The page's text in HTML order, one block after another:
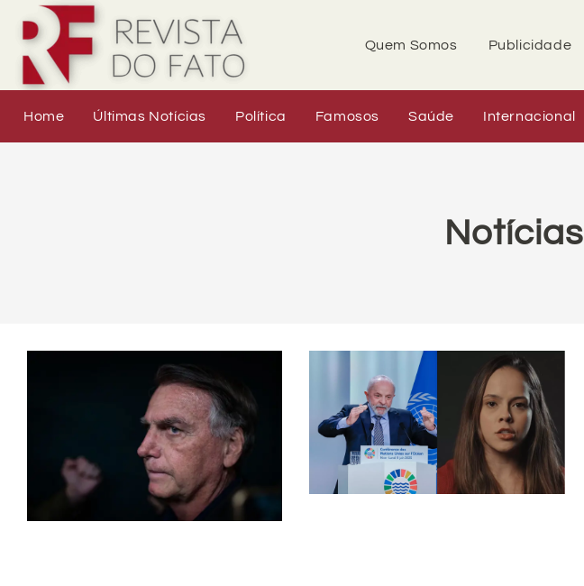
Quem Somos Publicidade
Home Últimas Notícias Política Famosos Saúde Internacional
Notícias